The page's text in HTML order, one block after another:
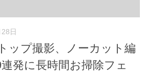
日
ップ撮影、ノーカット編
発に長時間お掃除フェ